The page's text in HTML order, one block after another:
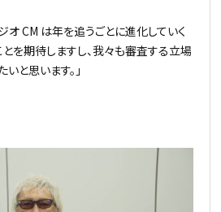
オ CM は年を追うごとに進化していく
を期待しますし、我々も審査する立場
と思います。」